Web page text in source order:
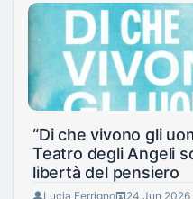
“Di che vivono gli
Teatro degli Angeli
libertà del pensiero
Lucia Ferrigno 24 Jun 2026